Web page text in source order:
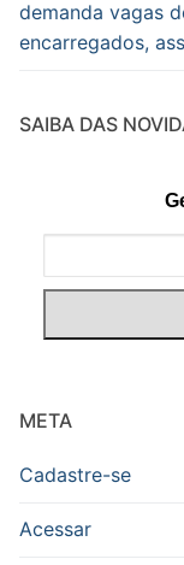
demanda vagas
encarregados,
SAIBA DAS
META
Cadastre-se
Acessar